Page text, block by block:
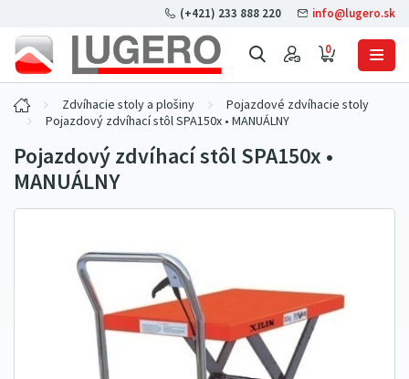
0
(+421) 233 888 220 info@lugero.sk
Zdvíhacie stoly a plošiny
Pojazdové zdvíhacie stoly
Pojazdový zdvíhací stôl SPA150x • MANUÁLNY
Pojazdový zdvíhací stôl SPA150x •
MANUÁLNY